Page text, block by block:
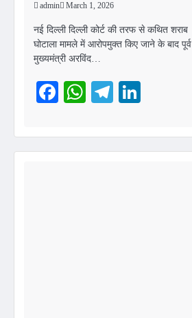
admin March 1, 2026
नई दिल्ली दिल्ली कोर्ट की तरफ से कथित शराब
घोटाला मामले में आरोपमुक्त किए जाने के बाद पूर्व
मुख्यमंत्री अरविंद…
Facebook
WhatsApp
Telegram